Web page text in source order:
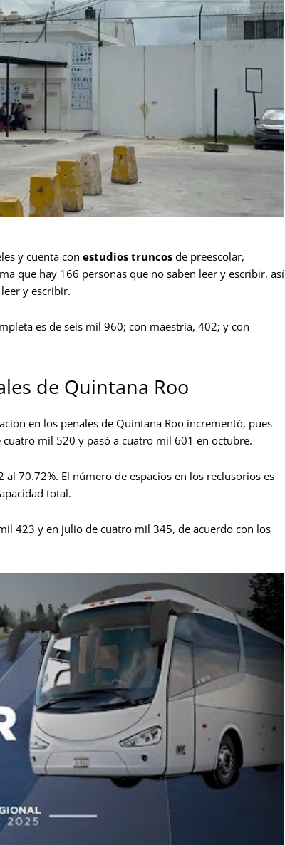
y cuenta con estudios truncos de preescolar,
que hay 166 personas que no saben leer y escribir, así
y escribir.
es de seis mil 960; con maestría, 402; y con
de Quintana Roo
en los penales de Quintana Roo incrementó, pues
mil 520 y pasó a cuatro mil 601 en octubre.
al 70.72%. El número de espacios en los reclusorios es
total.
423 y en julio de cuatro mil 345, de acuerdo con los